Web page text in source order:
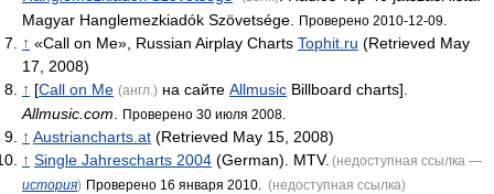
Magyar Hanglemezkiadók Szövetsége.
Проверено 2010-12-09.
↑ «Call on Me», Russian Airplay Charts Tophit.ru (Retrieved May
17, 2008)
↑ [Call on Me (англ.) на сайте Allmusic Billboard charts].
Allmusic.com
Проверено 30 июля 2008.
↑ Austriancharts.at (Retrieved May 15, 2008)
↑ Single Jahrescharts 2004 (German). MTV. (недоступная ссылка —
история) Проверено 16 января 2010. (недоступная ссылка)